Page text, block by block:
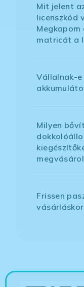
Mit jelent
licenszkód
Megkapom
matricát a
Vállalnak-
Milyen
Frissen